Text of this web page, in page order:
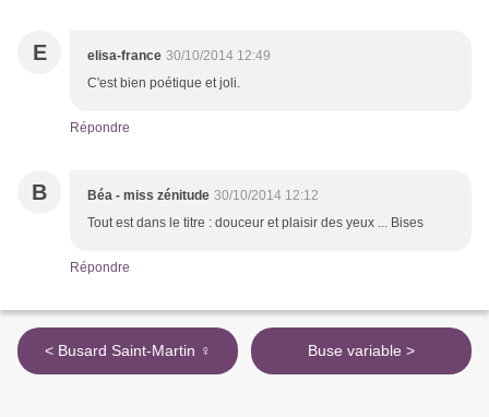
E elisa-france 30/10/2014 12:49
C'est bien poétique et joli.
Répondre
B Béa - miss zénitude 30/10/2014 12:12
Tout est dans le titre : douceur et plaisir des yeux ... Bises
Répondre
< Busard Saint-Martin ♀ Buse variable >